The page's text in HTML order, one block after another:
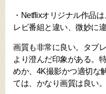
・Netflixオリジナル作品
レビ番組と違い、微妙に違
画質も非常に良い。タブ
より澄んだ印象がある。
めか、4K撮影かつ適切な
ては、かなり画質は良い。